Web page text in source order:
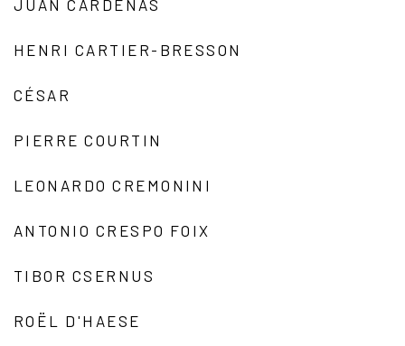
JUAN CÁRDENAS
HENRI CARTIER-BRESSON
CÉSAR
PIERRE COURTIN
LEONARDO CREMONINI
ANTONIO CRESPO FOIX
TIBOR CSERNUS
ROËL D'HAESE